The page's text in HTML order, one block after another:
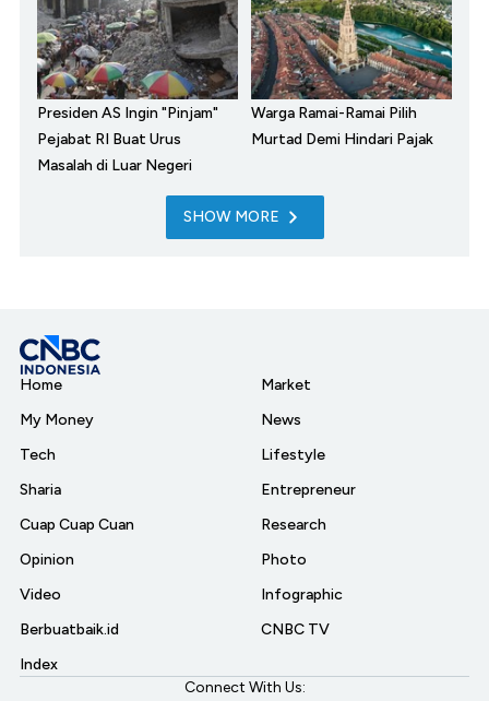
Presiden AS Ingin "Pinjam"
Pejabat RI Buat Urus
Masalah di Luar Negeri
Warga Ramai-Ramai Pilih
Murtad Demi Hindari Pajak
SHOW MORE
Home
My Money
Tech
Sharia
Cuap Cuap Cuan
Opinion
Video
Berbuatbaik.id
Index
Market
News
Lifestyle
Entrepreneur
Research
Photo
Infographic
CNBC TV
Connect With Us: